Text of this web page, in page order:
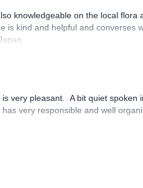
knowledgeable on the local
is kind and helpful and converses
very pleasant. A bit quiet
very responsible and well